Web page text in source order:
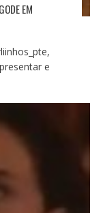
EM
e